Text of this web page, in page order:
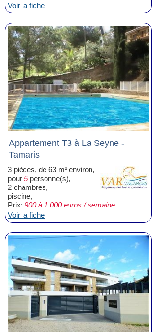
Voir la fiche
Appartement T3 à La Seyne -
Tamaris
3 pièces, de 63 m² environ,
pour 5personne(s),
2 chambres,
piscine,
Prix: 900 à 1.000 euros / semaine
Voir la fiche